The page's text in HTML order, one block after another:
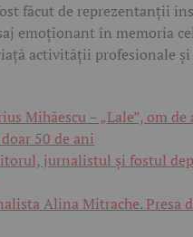
făcut de reprezentanții
emoționant în memoria
activității profesionale
Mihăescu – „Lale”, om
50 de ani
jurnalistul și fostul
Alina Mitrache. Presa